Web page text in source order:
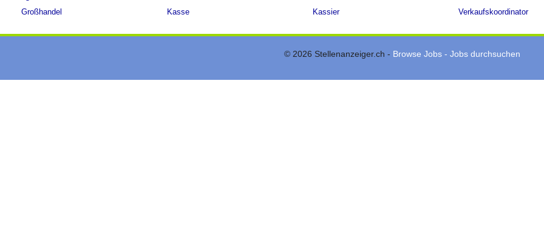
Großhandel
Kasse Kassier Verkaufskoordinator
© 2026 Stellenanzeiger.ch - Browse Jobs - Jobs durchsuchen